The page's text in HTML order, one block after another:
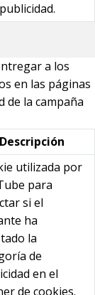
a los
en las páginas
de la campaña
Descripción
utilizada por
para
si el
ha
la
de
en el
de cookies.